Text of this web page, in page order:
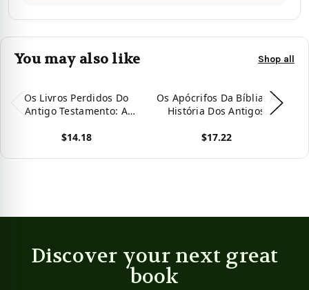
You may also like Shop all
Os Livros Perdidos Do
Antigo Testamento: A
Judaicos Antigos Não
$14.18
Os Apócrifos Da Bíblia: A
História Dos Antigos
Deixados Do Antigo
Testamento
$17.22
Discover your next great
book